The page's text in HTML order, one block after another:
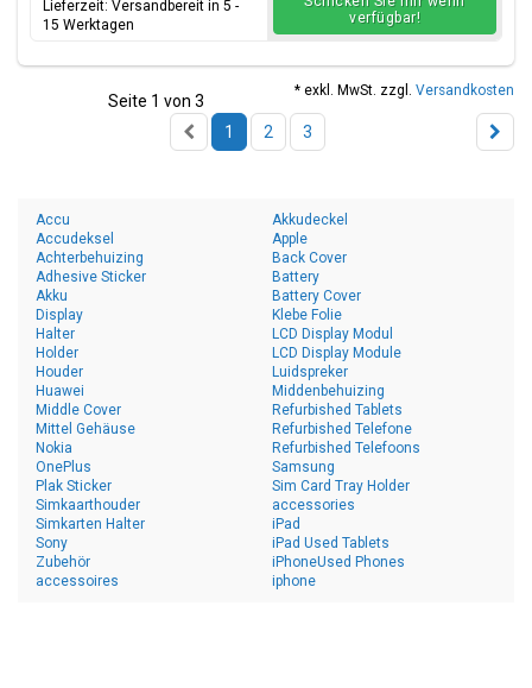
Lieferzeit: Versandbereit in 5 -
15 Werktagen
verfügbar!
* exkl. MwSt. zzgl. Versandkosten
Seite 1 von 3
1
2 3
Accu
Accudeksel
Achterbehuizing
Adhesive Sticker
Akku
Akkudeckel
Apple
Back Cover
Battery
Battery Cover
Display
Halter
Holder
Houder
Huawei
Klebe Folie
LCD Display Modul
LCD Display Module
Luidspreker
Middenbehuizing
Middle Cover
Mittel Gehäuse
Nokia
OnePlus
Plak Sticker
Refurbished Tablets
Refurbished Telefone
Refurbished Telefoons
Samsung
Sim Card Tray Holder
Simkaarthouder
Simkarten Halter
Sony
Zubehör
accessoires
accessories
iPad
iPad Used Tablets
iPhoneUsed Phones
iphone